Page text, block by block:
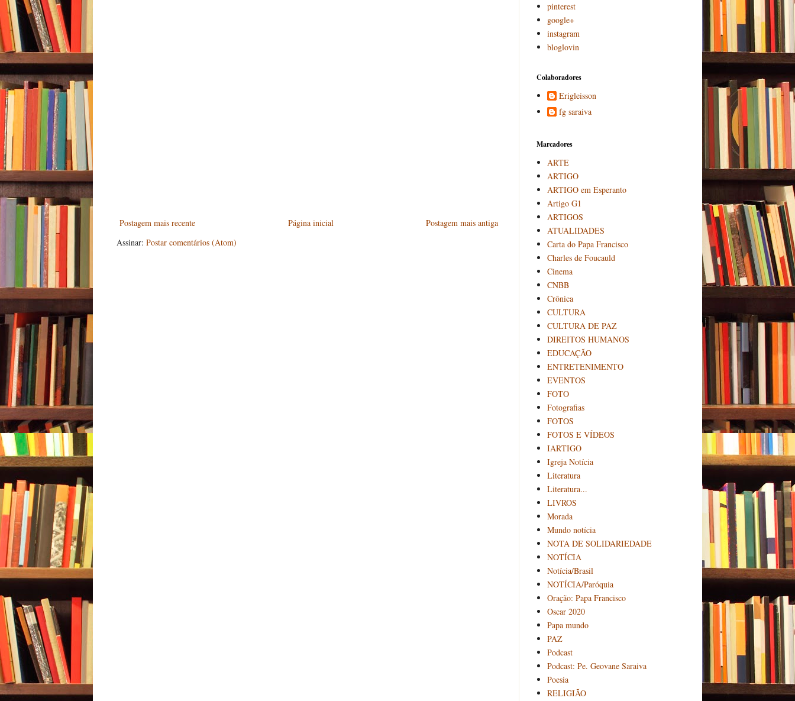
Postagem mais recente Postagem mais antiga
Página inicial
Assinar: Postar comentários (Atom)
pinterest
google+
instagram
bloglovin
Colaboradores
Erigleisson
fg saraiva
Marcadores
ARTE
ARTIGO
ARTIGO em Esperanto
Artigo G1
ARTIGOS
ATUALIDADES
Carta do Papa Francisco
Charles de Foucauld
Cinema
CNBB
Crônica
CULTURA
CULTURA DE PAZ
DIREITOS HUMANOS
EDUCAÇÃO
ENTRETENIMENTO
EVENTOS
FOTO
Fotografias
FOTOS
FOTOS E VÍDEOS
IARTIGO
Igreja Notícia
Literatura
Literatura...
LIVROS
Morada
Mundo notícia
NOTA DE SOLIDARIEDADE
NOTÍCIA
Notícia/Brasil
NOTÍCIA/Paróquia
Oração: Papa Francisco
Oscar 2020
Papa mundo
PAZ
Podcast
Podcast: Pe. Geovane Saraiva
Poesia
RELIGIÃO